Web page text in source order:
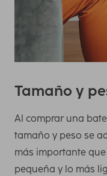
Tamaño y
Al comprar una
tamaño y peso se
más importante
pequeña y lo más